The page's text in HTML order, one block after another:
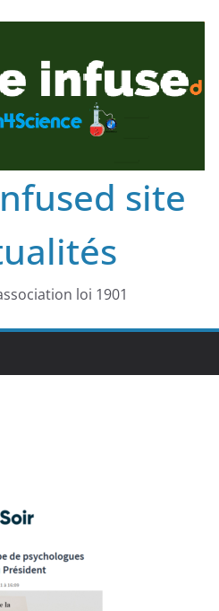
site
loi 1901